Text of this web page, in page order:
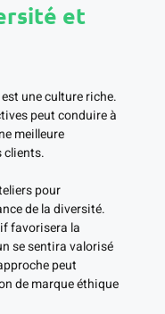
et
une culture riche.
peut conduire à
meilleure
clients.
pour
de la diversité.
favorisera la
se sentira valorisé
peut
de marque éthique